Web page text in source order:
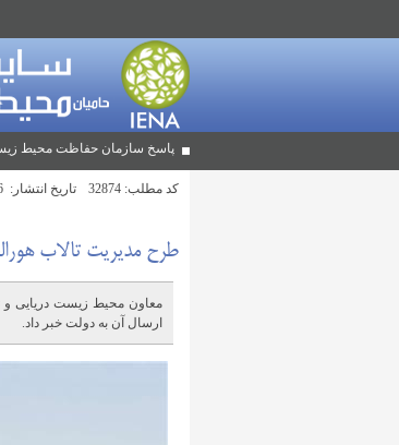
پاسخ سازمان حفاظت محیط
کد مطلب: تاریخ انتشار:
طرح مدیریت تالاب
معاون محیط زیست دریایی و
ارسال آن به دولت خبر داد.